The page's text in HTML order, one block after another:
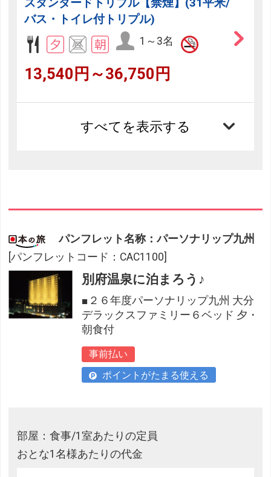
バス・トイレ付トリプル)
1～3名
13,540円～36,750円
すべてを表示する
パンフレット名称：パーソナリップ九州
[パンフレットコード：CAC1100]
別府温泉に泊まろう♪
■２６年度パーソナリップ九州 大分
デラックスファミリー６ベッド 夕・
朝食付
事前払い
ポイントがたまる使える
部屋：食事/1室あたりの定員
おとな1名様あたりの代金